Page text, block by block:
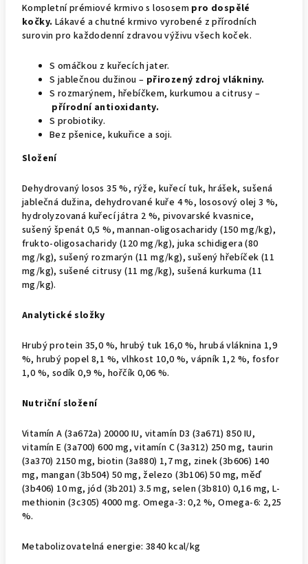
Kompletní prémiové krmivo s lososem pro dospělé
kočky. Lákavé a chutné krmivo vyrobené z přírodních
surovin pro každodenní zdravou výživu všech koček.
S omáčkou z kuřecích jater.
S jablečnou dužinou – přirozený zdroj vlákniny.
S rozmarýnem, hřebíčkem, kurkumou a citrusy –
přírodní antioxidanty.
S probiotiky.
Bez pšenice, kukuřice a soji.
Složení
Dehydrovaný losos 35 %, rýže, kuřecí tuk, hrášek, sušená
jablečná dužina, dehydrované kuře 4 %, lososový olej 3 %,
hydrolyzovaná kuřecí játra 2 %, pivovarské kvasnice,
sušený špenát 0,5 %, mannan-oligosacharidy (150 mg/kg),
frukto-oligosacharidy (120 mg/kg), juka schidigera (80
mg/kg), sušený rozmarýn (11 mg/kg), sušený hřebíček (11
mg/kg), sušené citrusy (11 mg/kg), sušená kurkuma (11
mg/kg).
Analytické složky
Hrubý protein 35,0 %, hrubý tuk 16,0 %, hrubá vláknina 1,9
%, hrubý popel 8,1 %, vlhkost 10,0 %, vápník 1,2 %, fosfor
1,0 %, sodík 0,9 %, hořčík 0,06 %.
Nutriční složení
Vitamín A (3a672a) 20000 IU, vitamín D3 (3a671) 850 IU,
vitamín E (3a700) 600 mg, vitamín C (3a312) 250 mg, taurin
(3a370) 2150 mg, biotin (3a880) 1,7 mg, zinek (3b606) 140
mg, mangan (3b504) 50 mg, železo (3b106) 50 mg, měď
(3b406) 10 mg, jód (3b201) 3.5 mg, selen (3b810) 0,16 mg, L-
methionin (3c305) 4000 mg. Omega-3: 0,2 %, Omega-6: 2,25
%.
Metabolizovatelná energie: 3840 kcal/kg